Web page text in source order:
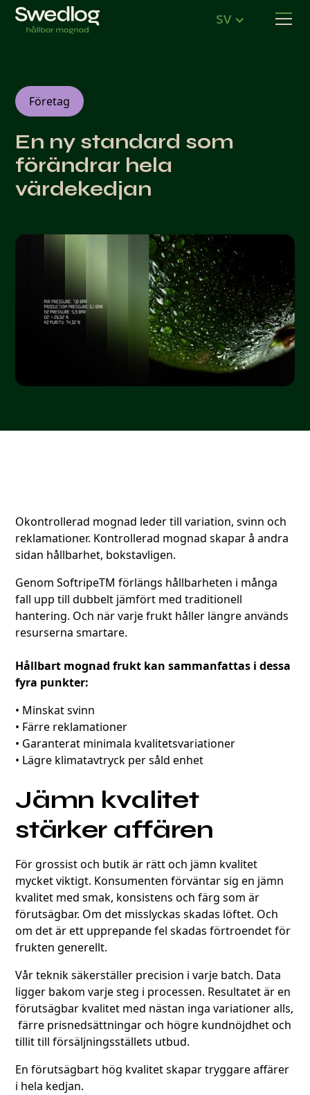
sv
Företag
En ny standard som
förändrar hela
värdekedjan
Okontrollerad mognad leder till variation, svinn och
reklamationer. Kontrollerad mognad skapar å andra
sidan hållbarhet, bokstavligen.
Genom SoftripeTM förlängs hållbarheten i många
fall upp till dubbelt jämfört med traditionell
hantering. Och när varje frukt håller längre används
resurserna smartare.
Hållbart mognad frukt kan sammanfattas i dessa
fyra punkter:
• Minskat svinn
• Färre reklamationer
• Garanterat minimala kvalitetsvariationer
• Lägre klimatavtryck per såld enhet
Jämn kvalitet
stärker affären
För grossist och butik är rätt och jämn kvalitet
mycket viktigt. Konsumenten förväntar sig en jämn
kvalitet med smak, konsistens och färg som är
förutsägbar. Om det misslyckas skadas löftet. Och
om det är ett upprepande fel skadas förtroendet för
frukten generellt.
Vår teknik säkerställer precision i varje batch. Data
ligger bakom varje steg i processen. Resultatet är en
förutsägbar kvalitet med nästan inga variationer alls,
färre prisnedsättningar och högre kundnöjdhet och
tillit till försäljningsställets utbud.
En förutsägbart hög kvalitet skapar tryggare affärer
i hela kedjan.